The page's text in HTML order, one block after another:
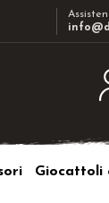
il nome
clicca sul
Giocattoli